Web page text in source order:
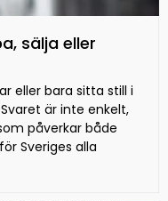
sälja eller
eller bara sitta still i
är inte enkelt,
påverkar både
Sveriges alla